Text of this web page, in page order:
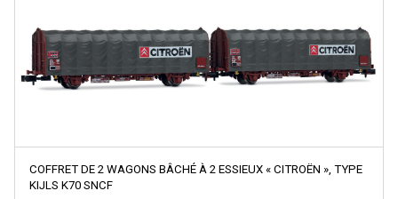
DACKER
DAPOL
DELUXE
COFFRET DE 2 WAGONS BÂCHÉ À 2 ESSIEUX « CITROËN », TYPE
KIJLS K70 SNCF